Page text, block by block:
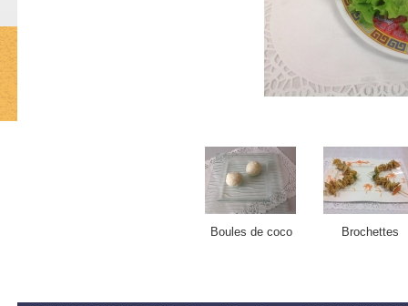
Boules de coco Brochettes